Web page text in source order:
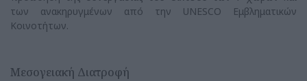
των ανακηρυγμένων από την UNESCO Εμβληματικών
Κοινοτήτων.
Μεσογειακή Διατροφή